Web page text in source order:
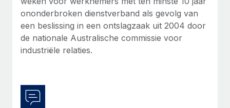
ononderbroken dienstverband als gevolg van
een beslissing in een ontslagzaak uit 2004 door
de nationale Australische commissie voor
industriële relaties.